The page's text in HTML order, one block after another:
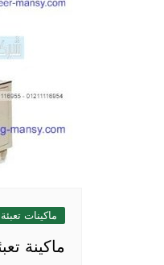
ماكينات
ماكينة